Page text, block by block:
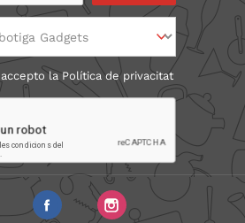
Gadgets
laPolítica de privacitat